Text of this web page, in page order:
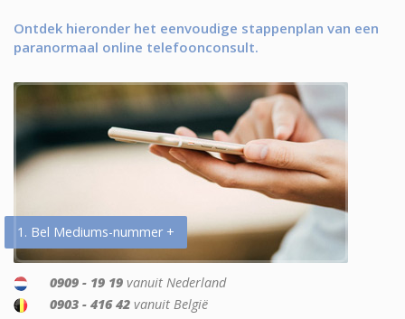
Ontdek hieronder het eenvoudige stappenplan van een
paranormaal online telefoonconsult.
1. Bel Mediums-nummer +
0909 - 19 19 vanuit Nederland
0903 - 416 42 vanuit België